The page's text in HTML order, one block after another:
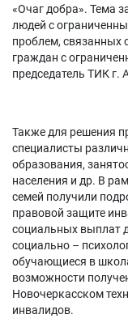
«Очаг добра». Тема
людей с
проблем, связанных
граждан с
председатель ТИК
Также для решения
специалисты
образования,
населения и др. В
семей получили
правовой защите
социальных выплат
социально –
обучающиеся в
возможности
Новочеркасском
инвалидов.